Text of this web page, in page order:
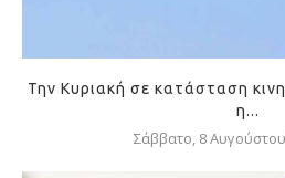
Την Κυριακή σε κατάσταση
η...
Σάββατο, 8